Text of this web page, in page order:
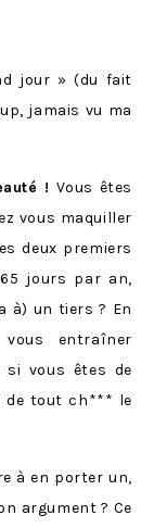
jour » (du fait
jamais vu ma
! Vous êtes
vous maquiller
deux premiers
jours par an,
à) un tiers ? En
entraîner
si vous êtes de
de tout ch*** le
à en porter un,
argument ? Ce